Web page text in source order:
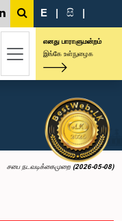
E | සි |
எனது பாராளுமன்றம்
இங்கே உள்நுழைக
சபை நடவடிக்கைமுறை (2026-05-08)